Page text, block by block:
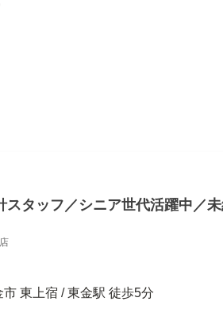
スタッフ／シニア世代活躍中／
東上宿 / 東金駅 徒歩5分